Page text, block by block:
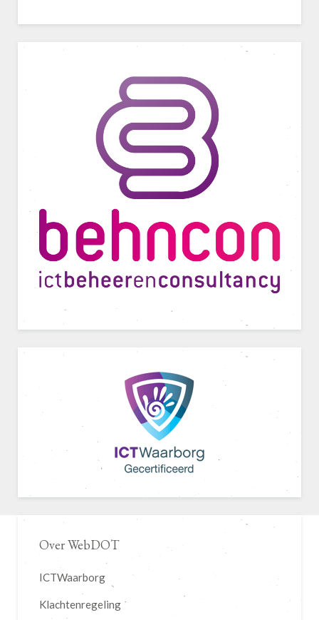
Over WebDOT
ICTWaarborg
Klachtenregeling